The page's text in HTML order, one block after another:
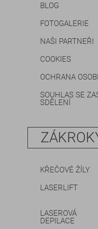
BLOG
FOTOGALERIE
NAŠI PARTNEŘI
COOKIES
OCHRANA
SOUHLAS SE
SDĚLENÍ
KŘEČOVÉ ŽÍLY
LASERLIFT
LASEROVÁ
DEPILACE